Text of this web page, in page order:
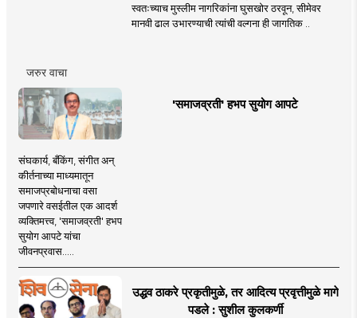
स्वतःच्याच मुस्लीम नागरिकांना घुसखोर ठरवून, सीमेवर
मानवी ढाल उभारण्याची त्यांची वल्गना ही जागतिक ..
जरुर वाचा
'समाजव्रती' हभप सुयोग आपटे
संघकार्य, बँकिंग, संगीत अन्
कीर्तनाच्या माध्यमातून
समाजप्रबोधनाचा वसा
जपणारे वसईतील एक आदर्श
व्यक्तिमत्त्व, 'समाजव्रती' हभप
सुयोग आपटे यांचा
जीवनप्रवास.....
उद्धव ठाकरे प्रकृतीमुळे, तर आदित्य प्रवृत्तीमुळे मागे
पडले : सुशील कुलकर्णी